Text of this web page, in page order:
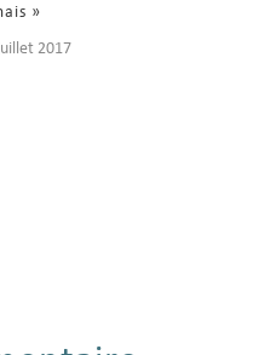
»
2017